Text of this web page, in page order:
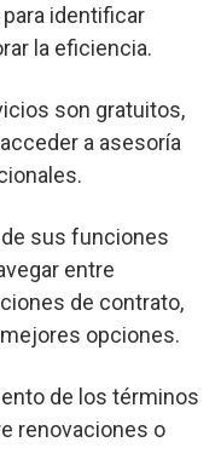
identificar
la eficiencia.
son gratuitos,
a asesoría
sus funciones
entre
de contrato,
opciones.
de los términos
renovaciones o